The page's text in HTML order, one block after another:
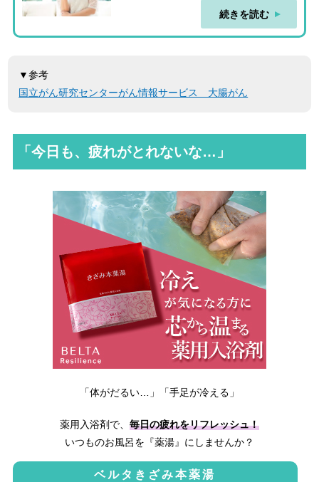
続きを読む
▼参考
国立がん研究センターがん情報サービス 大腸がん
「今日も、疲れがとれないな…」
「体がだるい…」「手足が冷える」
薬用入浴剤で、 毎日の疲れをリフレッシュ！
いつものお風呂を『薬湯』にしませんか？
ベルタきざみ本薬湯